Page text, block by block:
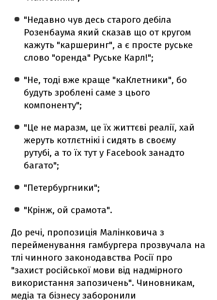
"Недавно чув десь старого дебіла
Розенбаума який сказав що от кругом
кажуть "каршеринг", а є просте руське
слово "оренда" Руське Карл!";
"Не, тоді вже краще "каКлетники", бо
будуть зроблені саме з цього
компоненту";
"Це не маразм, це їх життєві реалії, хай
жеруть котлєтнікі і сидять в своєму
рутубі, а то їх тут у Facebook занадто
багато";
"Петербургники";
"Крінж, ой срамота".
До речі, пропозиція Малінковича з
перейменування гамбургера прозвучала на
тлі чинного законодавства Росії про
"захист російської мови від надмірного
використання запозичень". Чиновникам,
медіа та бізнесу заборонили